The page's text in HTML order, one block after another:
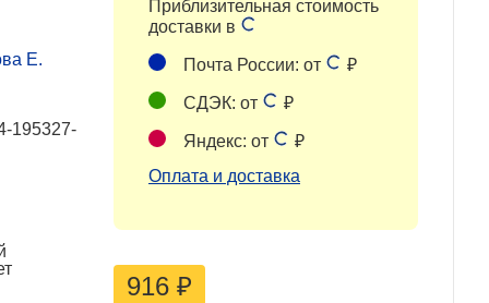
Е.
195327-
Приблизительная стоимость
доставки в
Почта России: от ₽
СДЭК: от ₽
Яндекс: от
₽
Оплата и доставка
916 ₽